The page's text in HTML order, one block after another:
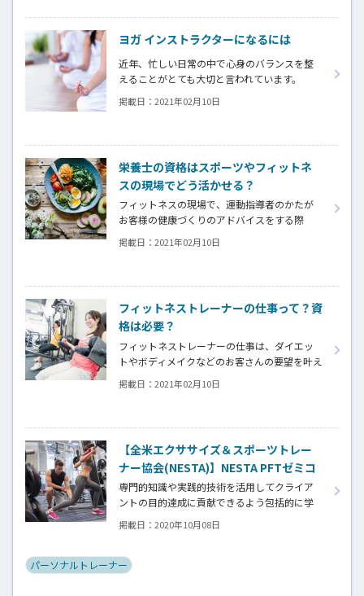
家が支えるケースも実は少なくありません。
ヨガ インストラクターになるには
近年、忙しい日常の中で心身のバランスを整
えることがとても大切と言われています。
また、コロナ禍で外出が減り、運動不足にな
ったり、先の見えない不安を抱えている方も多
掲載日： 2021年02月10日
栄養士の資格はスポーツやフィットネ
スの現場でどう活かせる？
フィットネスの現場で、運動指導者のかたが
お客様の健康づくりのアドバイスをする際
に、運動だけでなく栄養摂取に関する助言を
行うことは欠かせません。フィットネスの現
掲載日： 2021年02月10日
フィットネストレーナーの仕事って？資
格は必要？
フィットネストレーナーの仕事は、ダイエッ
トやボディメイクなどのお客さんの要望を叶え
るためのトレーニング指導や肩こりや腰痛な
どの、悩みや痛みを解消するためのコンディシ
掲載日： 2021年02月10日
【全米エクササイズ＆スポーツトレー
ナー協会(NESTA)】NESTA PFTゼミコ
ース
専門的知識や実践的技術を活用してクライア
ントの目的達成に貢献できるよう包括的に学
んでいきます。「プロ」のパーソナルトレーナ
ーにとって重要なのは、個人の経験ではなく、
す。「パーソナルトレーナー」の本当の役割や
掲載日： 2020年10月08日
パーソナルトレーナー